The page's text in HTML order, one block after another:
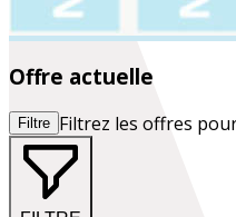
Offre actuelle
Filtre Filtrez les offres